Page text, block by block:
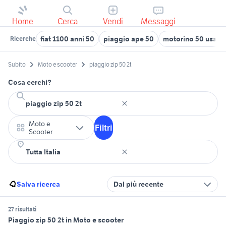
Home Cerca Vendi Messaggi
Ricerche fiat 1100 anni 50 piaggio ape 50 motorino 50
Subito Moto e scooter piaggio zip 50 2t
Cosa cerchi?
Moto e
Scooter
Filtri
Salva ricerca Dal più recente
27 risultati
Piaggio zip 50 2t in Moto e scooter